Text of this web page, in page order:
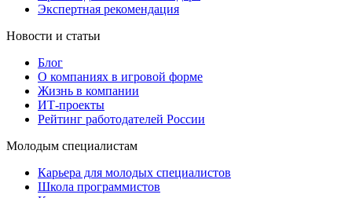
Экспертная рекомендация
Новости и статьи
Блог
О компаниях в игровой форме
Жизнь в компании
ИТ-проекты
Рейтинг работодателей России
Молодым специалистам
Карьера для молодых специалистов
Школа программистов